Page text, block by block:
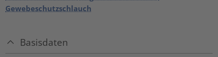
Gewebeschutzschlauch
Basisdaten